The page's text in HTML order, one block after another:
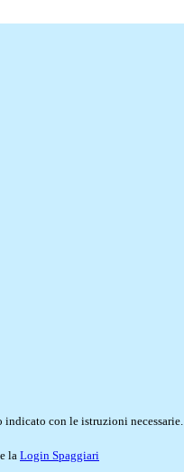
con le istruzioni necessarie.
la Login Spaggiari